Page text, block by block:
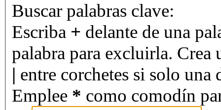
Buscar palabras clave:
Escriba + delante de una
palabra para excluirla. Crea
| entre corchetes si solo una
Emplee * como comodín